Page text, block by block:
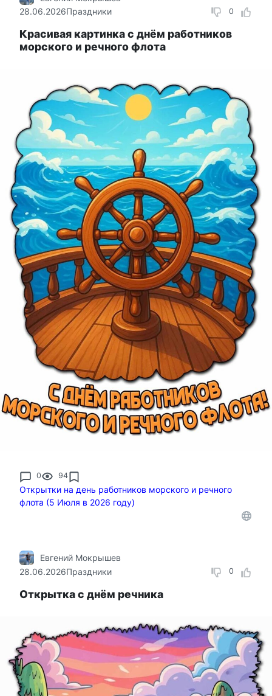
0
28.06.2026Праздники
Красивая картинка с днём работников
морского и речного флота
0 94
Открытки на день работников морского и речного
флота (5 Июля в 2026 году)
0
Евгений Мокрышев
28.06.2026Праздники
Открытка с днём речника